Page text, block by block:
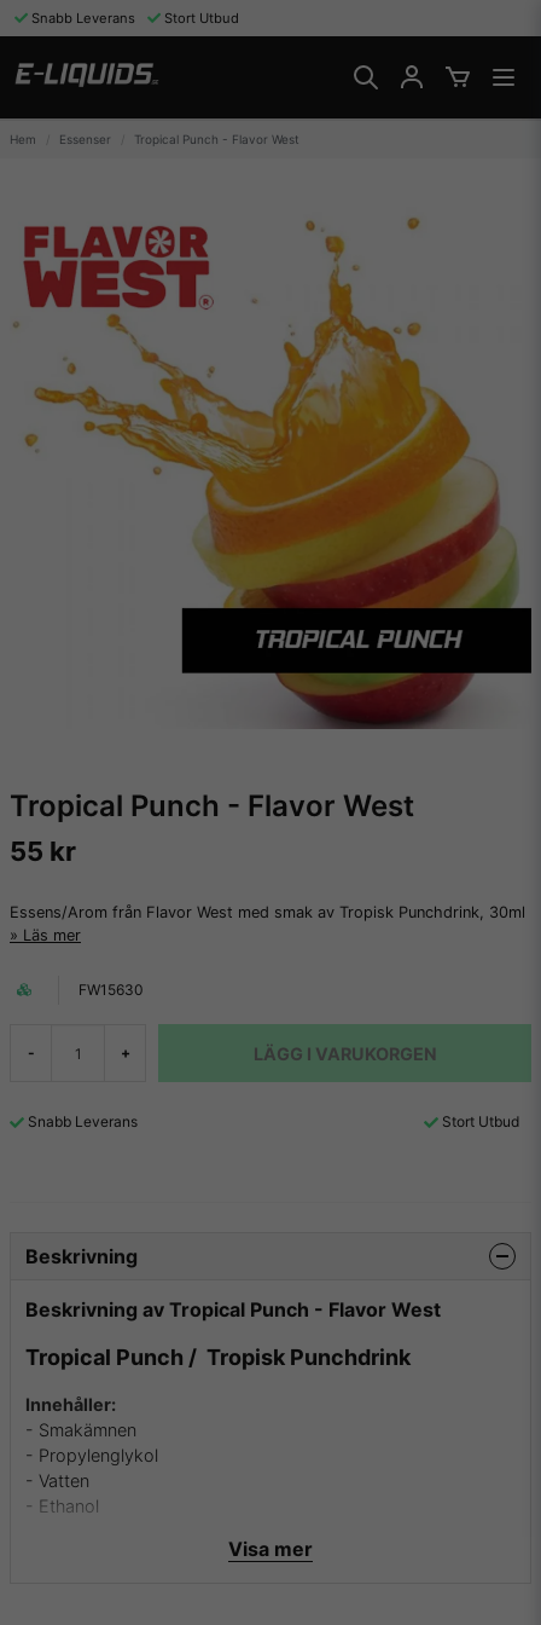
Snabb Leverans Stort Utbud
Hem Essenser Tropical Punch - Flavor West
Tropical Punch - Flavor West
55 kr
Essens/Arom från Flavor West med smak av Tropisk Punchdrink, 30ml
Läs mer
FW15630
- + LÄGG I VARUKORGEN
Snabb Leverans Stort Utbud
Beskrivning
Beskrivning av Tropical Punch - Flavor West
Tropical Punch / Tropisk Punchdrink
Innehåller:
- Smakämnen
- Propylenglykol
- Vatten
- Ethanol
Visa mer